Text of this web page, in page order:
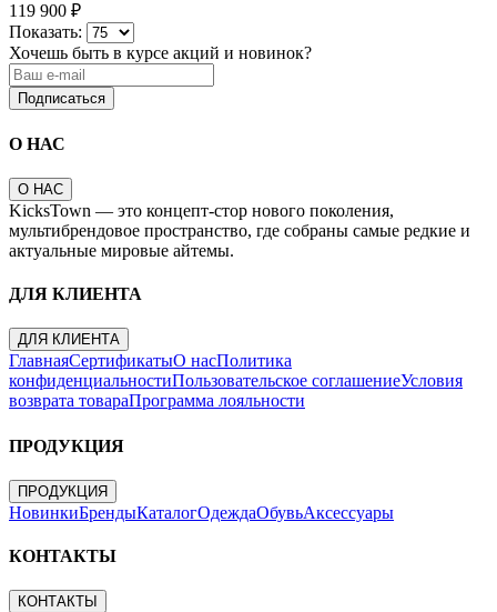
119 900 ₽
Показать:
Хочешь быть в курсе акций и новинок?
Подписаться
О НАС
О НАС
KicksTown — это концепт-стор нового поколения,
мультибрендовое пространство, где собраны самые редкие и
актуальные мировые айтемы.
ДЛЯ КЛИЕНТА
ДЛЯ КЛИЕНТА
ГлавнаяСертификатыО насПолитика
конфиденциальностиПользовательское соглашениеУсловия
возврата товараПрограмма лояльности
ПРОДУКЦИЯ
ПРОДУКЦИЯ
НовинкиБрендыКаталогОдеждаОбувьАксессуары
КОНТАКТЫ
КОНТАКТЫ